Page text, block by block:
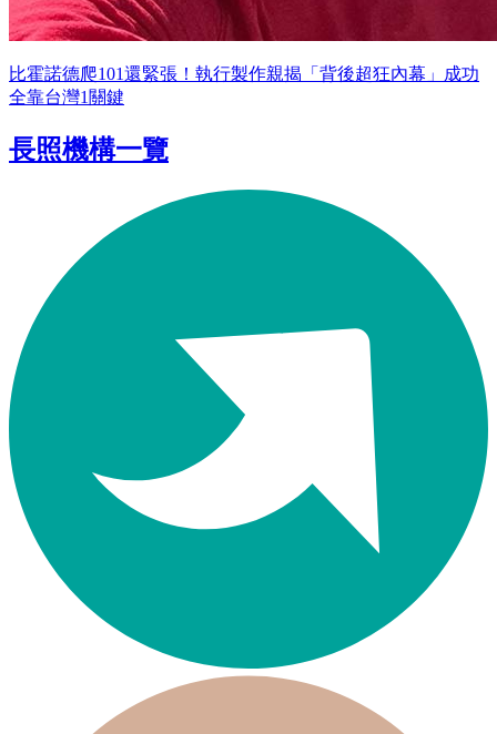
比霍諾德爬101還緊張！執行製作親揭「背後超狂內幕」成功
全靠台灣1關鍵
長照機構一覽